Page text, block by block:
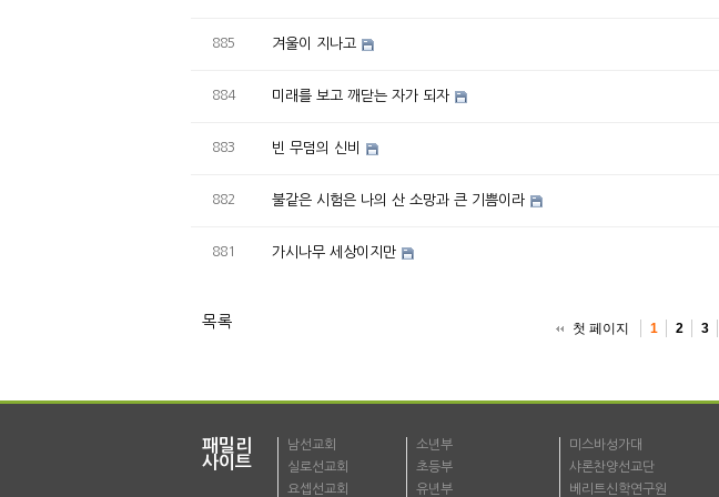
885 겨울이 지나고
884 미래를 보고 깨닫는 자가 되자
883 빈 무덤의 신비
882 불같은 시험은 나의 산 소망과 큰 기쁨이라
881 가시나무 세상이지만
목록 첫 페이지 1 2 3
패밀리
사이트
남선교회
실로선교회
요셉선교회
소년부
초등부
유년부
미스바성가대
샤론찬양선교단
베리트신학연구원